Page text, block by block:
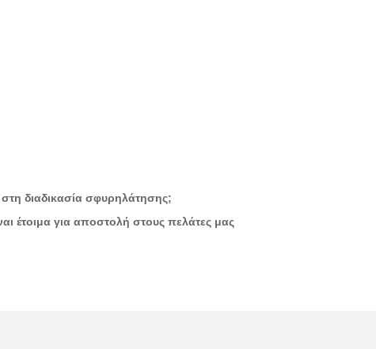
στη διαδικασία σφυρηλάτησης;
έτοιμα για αποστολή στους πελάτες μας